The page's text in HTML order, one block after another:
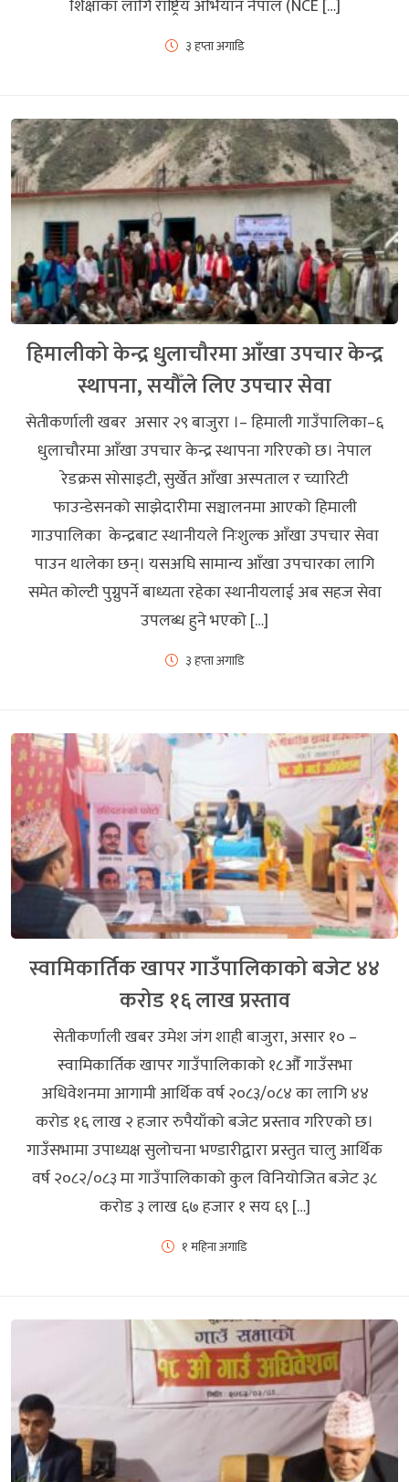
शिक्षाका लागि राष्ट्रिय अभियान नेपाल (NCE […]
३ हप्ता अगाडि
हिमालीको केन्द्र धुलाचौरमा आँखा उपचार केन्द्र
स्थापना, सयौँले लिए उपचार सेवा
सेतीकर्णाली खबर असार २९ बाजुरा ।– हिमाली गाउँपालिका–६
धुलाचौरमा आँखा उपचार केन्द्र स्थापना गरिएको छ। नेपाल
रेडक्रस सोसाइटी, सुर्खेत आँखा अस्पताल र च्यारिटी
फाउन्डेसनको साझेदारीमा सञ्चालनमा आएको हिमाली
गाउपालिका केन्द्रबाट स्थानीयले निःशुल्क आँखा उपचार सेवा
पाउन थालेका छन्। यसअघि सामान्य आँखा उपचारका लागि
समेत कोल्टी पुग्नुपर्ने बाध्यता रहेका स्थानीयलाई अब सहज सेवा
उपलब्ध हुने भएको […]
३ हप्ता अगाडि
स्वामिकार्तिक खापर गाउँपालिकाको बजेट ४४
करोड १६ लाख प्रस्ताव
सेतीकर्णाली खबर उमेश जंग शाही बाजुरा, असार १० –
स्वामिकार्तिक खापर गाउँपालिकाको १८औँ गाउँसभा
अधिवेशनमा आगामी आर्थिक वर्ष २०८३/०८४ का लागि ४४
करोड १६ लाख २ हजार रुपैयाँको बजेट प्रस्ताव गरिएको छ।
गाउँसभामा उपाध्यक्ष सुलोचना भण्डारीद्वारा प्रस्तुत चालु आर्थिक
वर्ष २०८२/०८३ मा गाउँपालिकाको कुल विनियोजित बजेट ३८
करोड ३ लाख ६७ हजार १ सय ६९ […]
१ महिना अगाडि